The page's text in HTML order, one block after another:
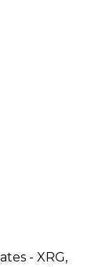
- XRG,